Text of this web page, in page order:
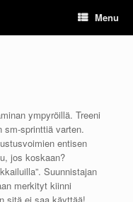
Menu
ympyröillä. Treeni
sm-sprinttiä varten.
entisen
jos koskaan?
Suunnistajan
merkityt kiinni